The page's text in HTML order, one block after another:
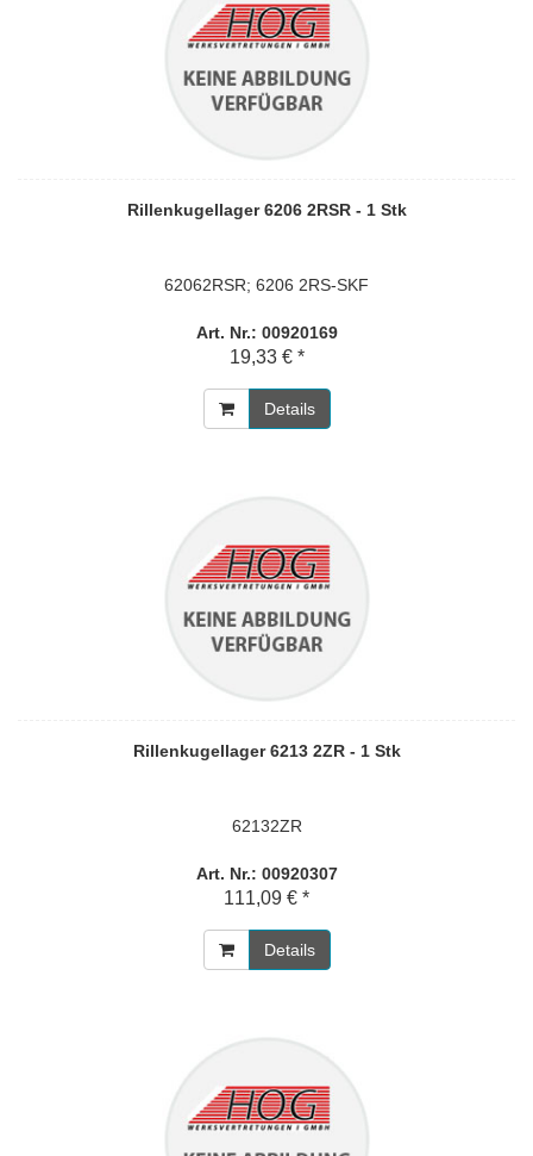
Rillenkugellager 6206 2RSR - 1 Stk
62062RSR; 6206 2RS-SKF
Art. Nr.: 00920169
19,33 € *
Details
Rillenkugellager 6213 2ZR - 1 Stk
62132ZR
Art. Nr.: 00920307
111,09 € *
Details